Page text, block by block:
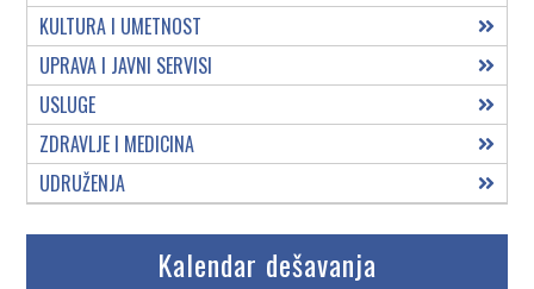
KULTURA I UMETNOST
UPRAVA I JAVNI SERVISI
USLUGE
ZDRAVLJE I MEDICINA
UDRUŽENJA
Kalendar dešavanja